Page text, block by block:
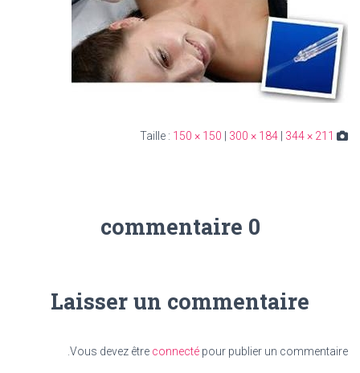
150 × 150 300 × 184 344 × 211
0 commentaire
Laisser un commentaire
Vous devez être connecté pour publier un commentaire.